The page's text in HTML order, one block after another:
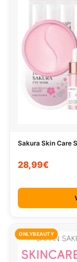
Sakura Skin Care
28,99€
ONLYBEAUTY